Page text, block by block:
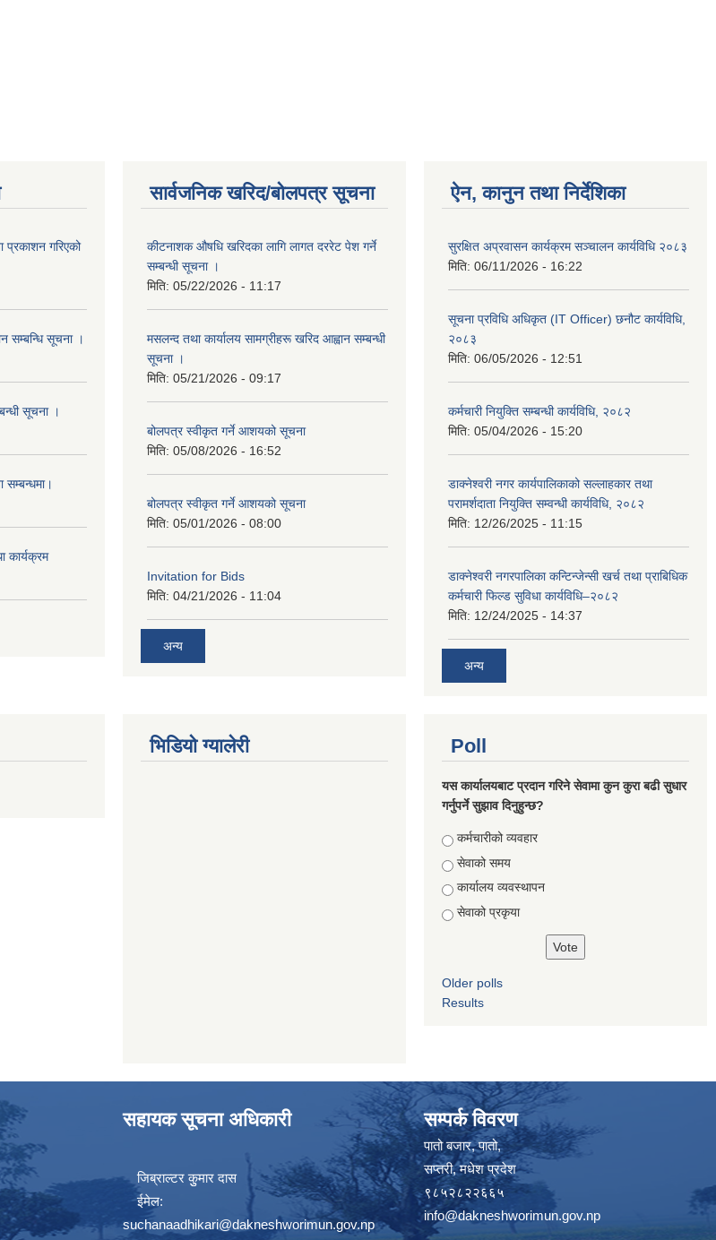
प्रकाशन गरिएको
सम्बन्धि सूचना ।
सूचना ।
सम्बन्धमा।
कार्यक्रम
सार्वजनिक खरिद/बोलपत्र सूचना
कीटनाशक औषधि खरिदका लागि लागत दररेट पेश गर्ने
सम्बन्धी सूचना ।
मिति: 05/22/2026 - 11:17
मसलन्द तथा कार्यालय सामग्रीहरू खरिद आह्वान सम्बन्धी
सूचना ।
मिति: 05/21/2026 - 09:17
बोलपत्र स्वीकृत गर्ने आशयको सूचना
मिति: 05/08/2026 - 16:52
बोलपत्र स्वीकृत गर्ने आशयको सूचना
मिति: 05/01/2026 - 08:00
Invitation for Bids
मिति: 04/21/2026 - 11:04
अन्य
ऐन, कानुन तथा निर्देशिका
सुरक्षित अप्रवासन कार्यक्रम सञ्चालन कार्यविधि २०८३
मिति: 06/11/2026 - 16:22
सूचना प्रविधि अधिकृत (IT Officer) छनौट कार्यविधि,
२०८३
मिति: 06/05/2026 - 12:51
कर्मचारी नियुक्ति सम्बन्धी कार्यविधि, २०८२
मिति: 05/04/2026 - 15:20
डाक्नेश्वरी नगर कार्यपालिकाको सल्लाहकार तथा
परामर्शदाता नियुक्ति सम्वन्धी कार्यविधि, २०८२
मिति: 12/26/2025 - 11:15
डाक्नेश्वरी नगरपालिका कन्टिन्जेन्सी खर्च तथा प्राबिधिक
कर्मचारी फिल्ड सुविधा कार्यविधि–२०८२
मिति: 12/24/2025 - 14:37
अन्य
भिडियाे ग्यालेरी Poll
यस कार्यालयबाट प्रदान गरिने सेवामा कुन कुरा बढी सुधार
गर्नुपर्ने सुझाव दिनुहुन्छ?
Choices
कर्मचारीको व्यवहार
सेवाको समय
कार्यालय व्यवस्थापन
सेवाको प्रकृया
Older polls
Results
सहायक सूचना अधिकारी
जिब्राल्टर कुुमार दास
ईमेल:
suchanaadhikari@dakneshworimun.gov.np
सम्पर्क विवरण
पातो बजार, पातो,
सप्तरी, मधेश प्रदेश
९८५२८२२६६५
info@dakneshworimun.gov.np